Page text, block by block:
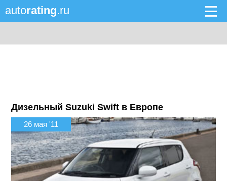
autorating.ru
Дизельный Suzuki Swift в Европе
26 мая '11